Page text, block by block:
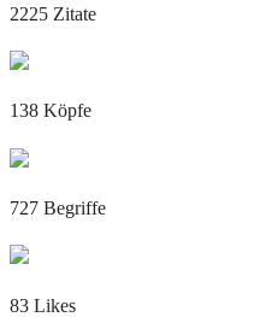
2225 Zitate
138 Köpfe
727 Begriffe
83 Likes